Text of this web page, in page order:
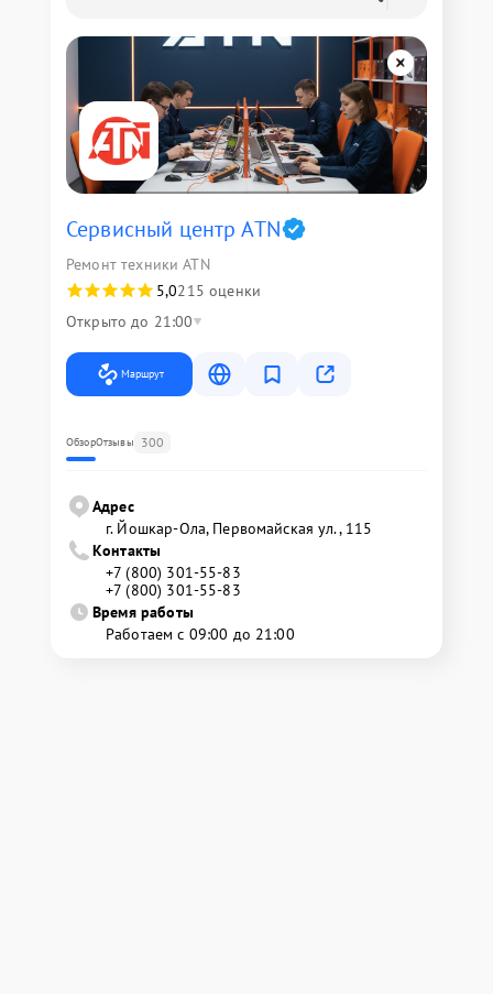
Сервисный центр ATN
Ремонт техники ATN
5,0215 оценки
Открыто до 21:00
Маршрут
ОбзорОтзывы 300
Адрес
г. Йошкар-Ола, Первомайская ул., 115
Контакты
+7 (800) 301-55-83
+7 (800) 301-55-83
Время работы
Работаем с 09:00 до 21:00